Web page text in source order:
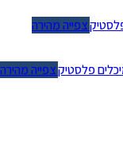
צפייה מהירה
צפייה מהירה